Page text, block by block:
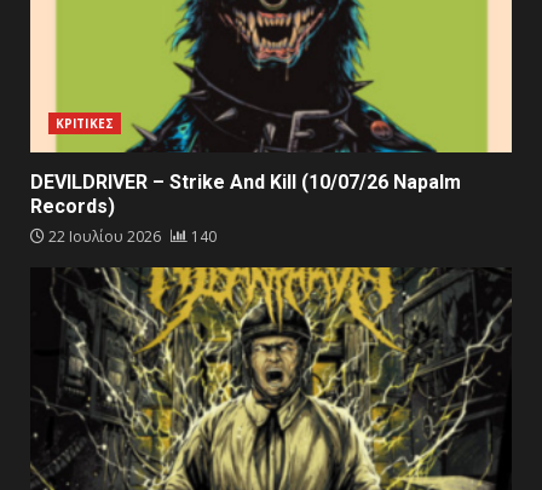
ΚΡΙΤΙΚΕΣ
DEVILDRIVER – Strike And Kill (10/07/26 Napalm
Records)
22 Ιουλίου 2026 140